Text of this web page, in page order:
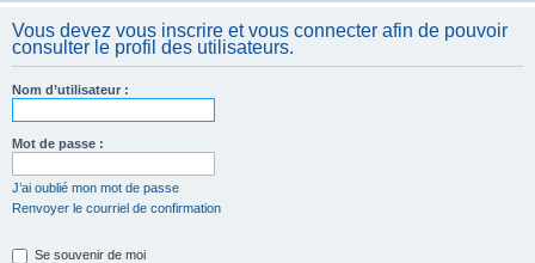
h
Vous devez vous inscrire et vous connecter afin de pouvoir
consulter le profil des utilisateurs.
Nom d’utilisateur :
Mot de passe :
J’ai oublié mon mot de passe
Renvoyer le courriel de confirmation
Se souvenir de moi